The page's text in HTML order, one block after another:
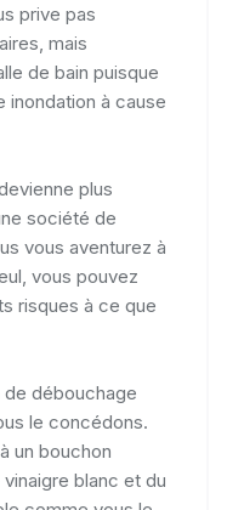
prive pas
mais
de bain puisque
inondation à cause
plus
société de
vous aventurez à
vous pouvez
risques à ce que
de débouchage
le concédons.
un bouchon
blanc et du